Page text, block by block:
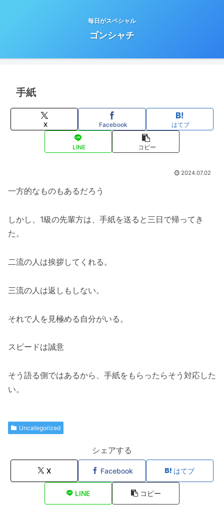
毎日がスペシャル
ゴンシャチ
手紙
X Facebook はてブ
LINE コピー
2024.07.02
一方的なものもあるだろう
しかし、1級の先輩方は、手紙を送ると三日で帰ってき
た。
二流の人は挨拶してくれる。
三流の人は返しもしない。
それで人を見極める自分がいる。
スピードは誠意
そう語る側ではあるから、手紙をもらったらそう対応した
い。
Uncategorized
シェアする
X Facebook はてブ
LINE コピー